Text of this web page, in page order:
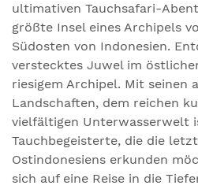
ultimativen Tauchsafari-
größte Insel eines Archipels
Südosten von Indonesien.
verstecktes Juwel im
riesigem Archipel. Mit seinen
Landschaften, dem reichen
vielfältigen Unterwasserwelt
Tauchbegeisterte, die die
Ostindonesiens erkunden
sich auf eine Reise in die